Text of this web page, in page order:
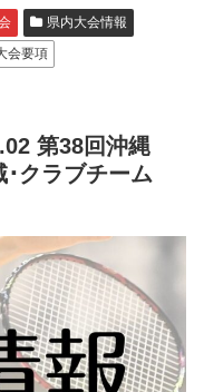
県内大会情報
会要項
第38回沖縄
クラブチーム